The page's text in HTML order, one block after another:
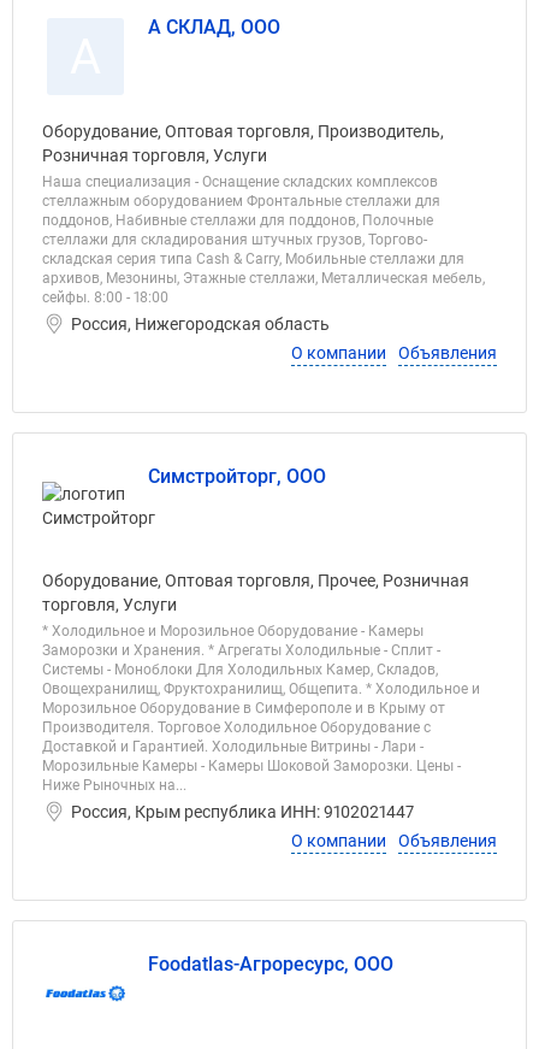
А СКЛАД, ООО
Оборудование, Оптовая торговля, Производитель,
Розничная торговля, Услуги
Наша специализация - Оснащение складских комплексов
стеллажным оборудованием Фронтальные стеллажи для
поддонов, Набивные стеллажи для поддонов, Полочные
стеллажи для складирования штучных грузов, Торгово-
складская серия типа Cash & Carry, Мобильные стеллажи для
архивов, Мезонины, Этажные стеллажи, Металлическая мебель,
сейфы. 8:00 - 18:00
Россия, Нижегородская область
О компании
Объявления
Симстройторг, ООО
Оборудование, Оптовая торговля, Прочее, Розничная
торговля, Услуги
* Холодильное и Морозильное Оборудование - Камеры
Заморозки и Хранения. * Агрегаты Холодильные - Сплит -
Системы - Моноблоки Для Холодильных Камер, Складов,
Овощехранилищ, Фруктохранилищ, Общепита. * Холодильное и
Морозильное Оборудование в Симферополе и в Крыму от
Производителя. Торговое Холодильное Оборудование с
Доставкой и Гарантией. Холодильные Витрины - Лари -
Морозильные Камеры - Камеры Шоковой Заморозки. Цены -
Ниже Рыночных на...
Россия, Крым республика ИНН: 9102021447
О компании
Объявления
Foodatlas-Агроресурс, ООО